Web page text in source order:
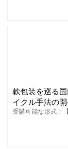
軟包装を巡る
イクル手法の
受講可能な形式：